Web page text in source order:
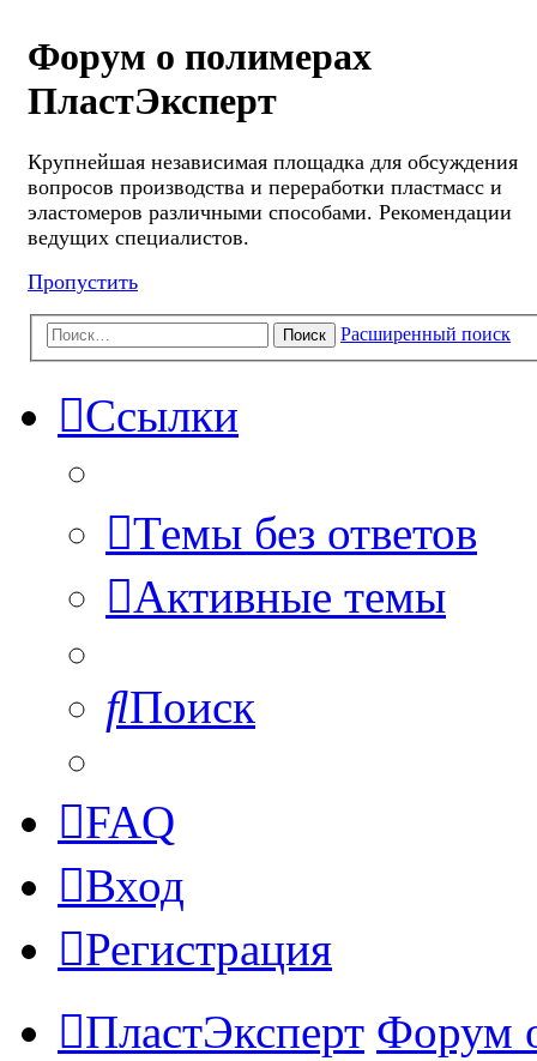
Форум о полимерах
ПластЭксперт
Крупнейшая независимая площадка для обсуждения
вопросов производства и переработки пластмасс и
эластомеров различными способами. Рекомендации
ведущих специалистов.
Пропустить
Поиск Расширенный поиск
Ссылки
Темы без ответов
Активные темы
Поиск
FAQ
Вход
Регистрация
ПластЭксперт Форум